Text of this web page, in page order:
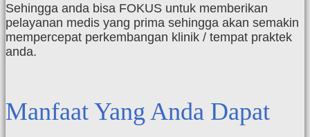
Sehingga anda bisa FOKUS untuk memberikan
pelayanan medis yang prima sehingga akan semakin
mempercepat perkembangan klinik / tempat praktek
anda.
Manfaat Yang Anda Dapat